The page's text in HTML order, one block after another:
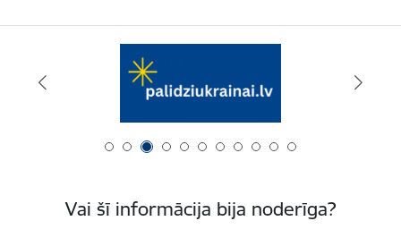
Vai šī informācija bija noderīga?